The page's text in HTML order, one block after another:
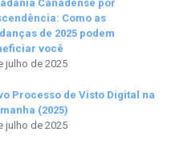
Canadense por
Como as
de 2025 podem
você
julho de 2025
Processo de Visto Digital na
(2025)
julho de 2025